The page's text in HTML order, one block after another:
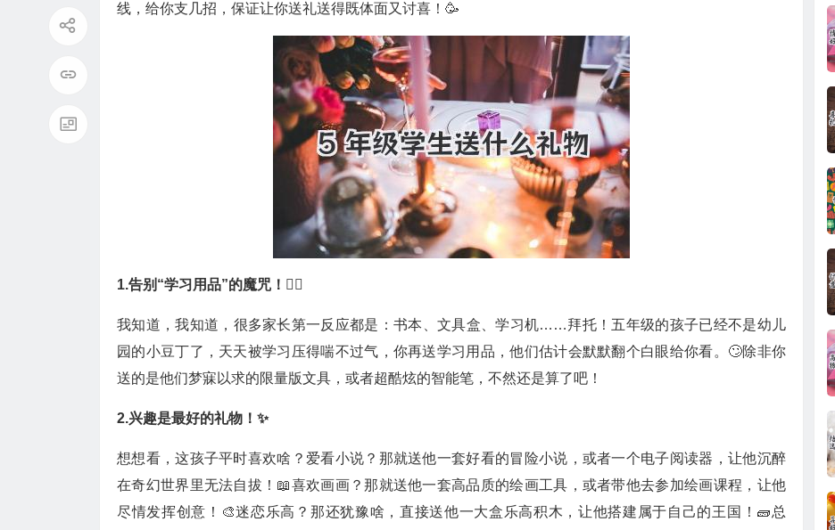
线，给你支几招，保证让你送礼送得既体面又讨喜！🥳
1.告别“学习用品”的魔咒！🙅‍♀️
我知道，我知道，很多家长第一反应都是：书本、文具盒、学习机……拜托！五年级的孩子已经不是幼儿
园的小豆丁了，天天被学习压得喘不过气，你再送学习用品，他们估计会默默翻个白眼给你看。🙄除非你
送的是他们梦寐以求的限量版文具，或者超酷炫的智能笔，不然还是算了吧！
2.兴趣是最好的礼物！✨
想想看，这孩子平时喜欢啥？爱看小说？那就送他一套好看的冒险小说，或者一个电子阅读器，让他沉醉
在奇幻世界里无法自拔！📖喜欢画画？那就送他一套高品质的绘画工具，或者带他去参加绘画课程，让他
尽情发挥创意！🎨迷恋乐高？那还犹豫啥，直接送他一大盒乐高积木，让他搭建属于自己的王国！🧱总